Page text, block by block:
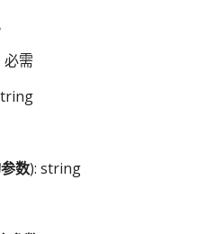
必需
数): string